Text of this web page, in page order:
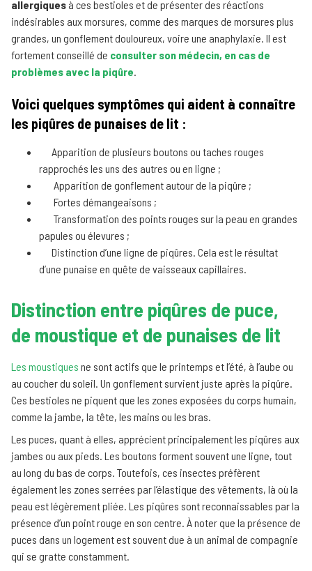
allergiques à ces bestioles et de présenter des réactions
indésirables aux morsures, comme des marques de morsures plus
grandes, un gonflement douloureux, voire une anaphylaxie. Il est
fortement conseillé de consulter son médecin, en cas de
problèmes avec la piqûre.
Voici quelques symptômes qui aident à connaître
les piqûres de punaises de lit :
Apparition de plusieurs boutons ou taches rouges
rapprochés les uns des autres ou en ligne ;
Apparition de gonflement autour de la piqûre ;
Fortes démangeaisons ;
Transformation des points rouges sur la peau en grandes
papules ou élevures ;
Distinction d’une ligne de piqûres. Cela est le résultat
d’une punaise en quête de vaisseaux capillaires.
Distinction entre piqûres de puce,
de moustique et de punaises de lit
Les moustiques ne sont actifs que le printemps et l’été, à l’aube ou
au coucher du soleil. Un gonflement survient juste après la piqûre.
Ces bestioles ne piquent que les zones exposées du corps humain,
comme la jambe, la tête, les mains ou les bras.
Les puces, quant à elles, apprécient principalement les piqûres aux
jambes ou aux pieds. Les boutons forment souvent une ligne, tout
au long du bas de corps. Toutefois, ces insectes préfèrent
également les zones serrées par l’élastique des vêtements, là où la
peau est légèrement pliée. Les piqûres sont reconnaissables par la
présence d’un point rouge en son centre. À noter que la présence de
puces dans un logement est souvent due à un animal de compagnie
qui se gratte constamment.